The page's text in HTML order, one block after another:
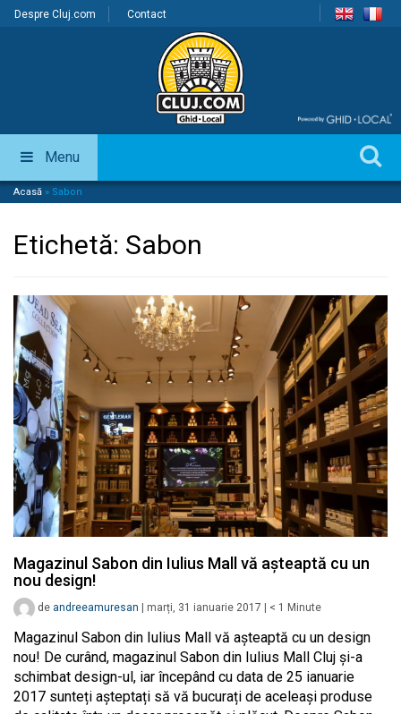
Despre Cluj.com Contact
Menu
Acasă » Sabon
Etichetă: Sabon
Magazinul Sabon din Iulius Mall vă așteaptă cu un
nou design!
de andreeamuresan marți, 31 ianuarie 2017 < 1 Minute
Magazinul Sabon din Iulius Mall vă așteaptă cu un design
nou! De curând, magazinul Sabon din Iulius Mall Cluj și-a
schimbat design-ul, iar începând cu data de 25 ianuarie
2017 sunteți așteptați să vă bucurați de aceleași produse